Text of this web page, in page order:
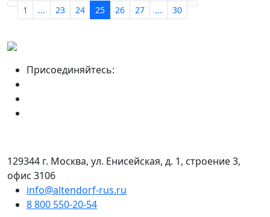
1 ... 23 24 25 26 27 ... 30
Присоединяйтесь:
129344 г. Москва, ул. Енисейская, д. 1, строение 3,
офис 3106
info@altendorf-rus.ru
8 800 550-20-54